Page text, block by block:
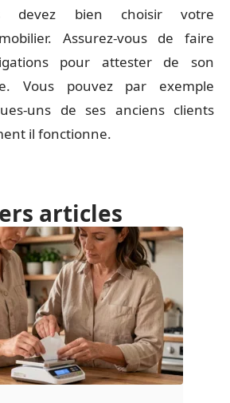
devez bien choisir votre
Assurez-vous de faire
pour attester de son
Vous pouvez par exemple
uns de ses anciens clients
il fonctionne.
articles